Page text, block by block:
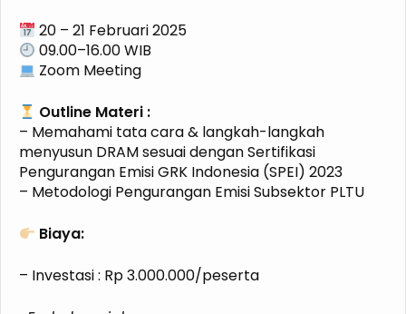
20 – 21 Februari 2025
09.00–16.00 WIB
Zoom Meeting
Outline Materi :
– Memahami tata cara & langkah-langkah
menyusun DRAM sesuai dengan Sertifikasi
Pengurangan Emisi GRK Indonesia (SPEI) 2023
– Metodologi Pengurangan Emisi Subsektor PLTU
Biaya:
– Investasi : Rp 3.000.000/peserta